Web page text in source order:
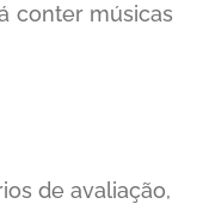
conter músicas
de avaliação,